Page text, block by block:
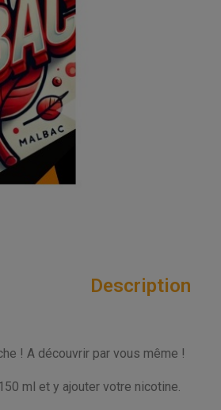
Description
! A découvrir par vous même !
ml et y ajouter votre nicotine.